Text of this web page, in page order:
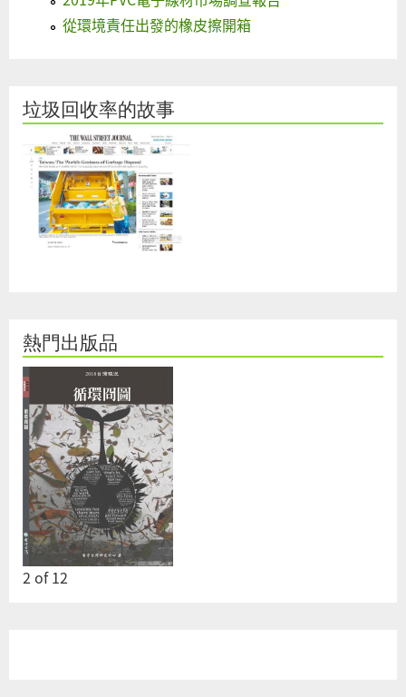
從環境責任出發的橡皮擦開箱
垃圾回收率的故事
熱門出版品
2 of12